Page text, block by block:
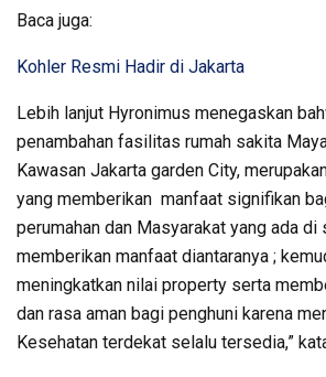
Baca juga:
Kohler Resmi Hadir di Jakarta
Lebih lanjut Hyronimus menegaskan
penambahan fasilitas rumah sakita
Kawasan Jakarta garden City,
yang memberikan manfaat signifikan
perumahan dan Masyarakat yang ada di
memberikan manfaat diantaranya ;
meningkatkan nilai property serta
dan rasa aman bagi penghuni karena
Kesehatan terdekat selalu tersedia,”